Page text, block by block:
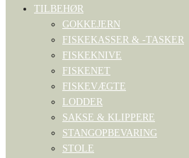
TILBEHØR
GOKKEJERN
FISKEKASSER & -TASKER
FISKEKNIVE
FISKENET
FISKEVÆGTE
LODDER
SAKSE & KLIPPERE
STANGOPBEVARING
STOLE